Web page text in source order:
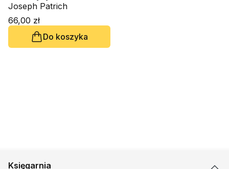
palestyńskiego t. 1
Joseph Patrich
66,00 zł
Do koszyka
Księgarnia